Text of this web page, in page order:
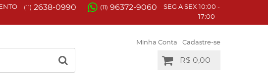
(11) 2638-0990 (11) 96372-9060
SEG A SEX 10:00 -
17:00
Minha Conta Cadastre-se
R$ 0,00